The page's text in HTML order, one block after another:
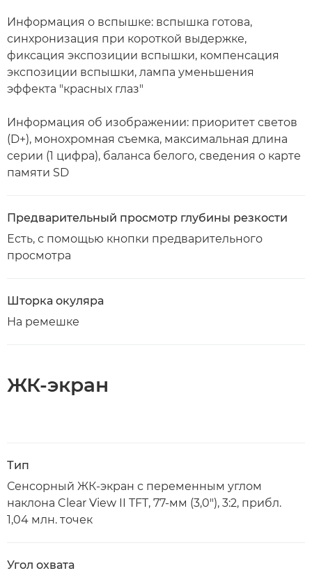
Информация о вспышке: вспышка готова,
синхронизация при короткой выдержке,
фиксация экспозиции вспышки, компенсация
экспозиции вспышки, лампа уменьшения
эффекта "красных глаз"
Информация об изображении: приоритет светов
(D+), монохромная съемка, максимальная длина
серии (1 цифра), баланса белого, сведения о карте
памяти SD
Предварительный просмотр глубины резкости
Есть, с помощью кнопки предварительного
просмотра
Шторка окуляра
На ремешке
ЖК-экран
Тип
Сенсорный ЖК-экран с переменным углом
наклона Clear View II TFT, 77-мм (3,0"), 3:2, прибл.
1,04 млн. точек
Угол охвата